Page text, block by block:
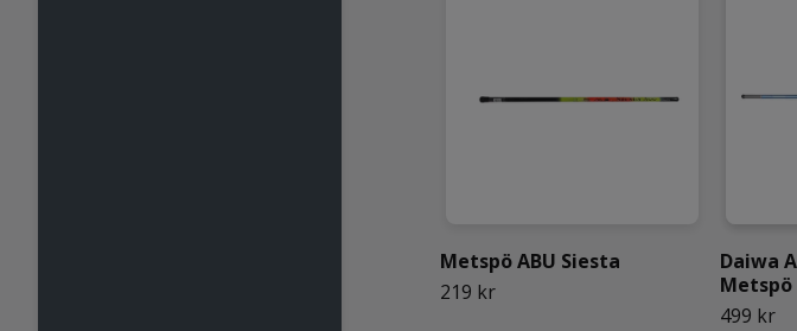
Metspö ABU Siesta
219 kr
Daiwa
Metspö
499 kr